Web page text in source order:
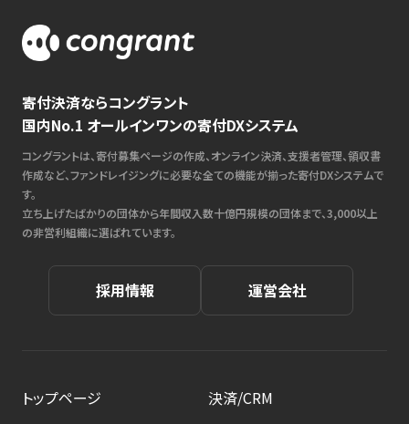
寄付決済ならコングラント
国内No.1 オールインワンの寄付DXシステム
コングラントは、寄付募集ページの作成、オンライン決済、支援者管理、領収書
作成など、ファンドレイジングに必要な全ての機能が揃った寄付DXシステムで
す。
立ち上げたばかりの団体から年間収入数十億円規模の団体まで、3,000以上
の非営利組織に選ばれています。
採用情報 運営会社
トップページ
決済/CRM